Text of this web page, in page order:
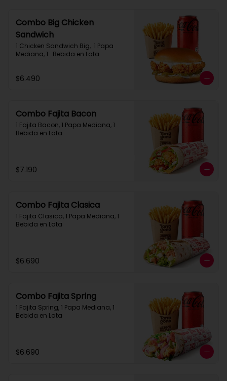
Combo Big Chicken
Sandwich
1 Chicken Sandwich Big,  1 Papa
Mediana, 1   Bebida en Lata
$6.490
Combo Fajita Bacon
1 Fajita Bacon, 1 Papa Mediana, 1
Bebida en Lata
$7.190
Combo Fajita Clasica
1 Fajita Clasica, 1 Papa Mediana, 1
Bebida en Lata
$6.690
Combo Fajita Spring
1 Fajita Spring, 1 Papa Mediana, 1
Bebida en Lata
$6.690